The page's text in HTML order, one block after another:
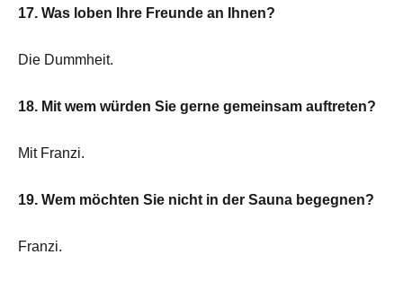
17. Was loben Ihre Freunde an Ihnen?
Die Dummheit.
18. Mit wem würden Sie gerne gemeinsam auftreten?
Mit Franzi.
19. Wem möchten Sie nicht in der Sauna begegnen?
Franzi.